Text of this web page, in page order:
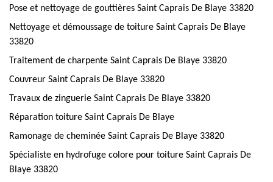
Pose et nettoyage de gouttières Saint Caprais De Blaye 33820
Nettoyage et démoussage de toiture Saint Caprais De Blaye
33820
Traitement de charpente Saint Caprais De Blaye 33820
Couvreur Saint Caprais De Blaye 33820
Travaux de zinguerie Saint Caprais De Blaye 33820
Réparation toiture Saint Caprais De Blaye
Ramonage de cheminée Saint Caprais De Blaye 33820
Spécialiste en hydrofuge colore pour toiture Saint Caprais De
Blaye 33820